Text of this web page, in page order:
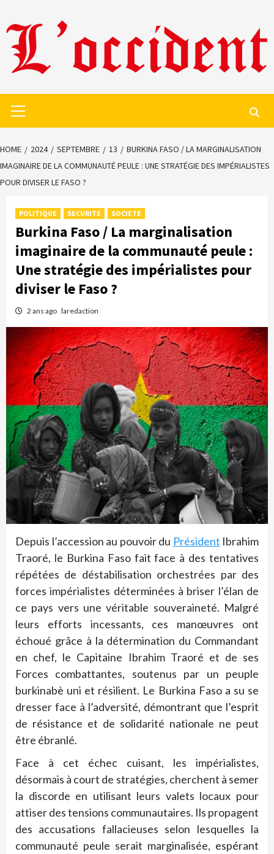
to
content
Menu
HOME 2024 SEPTEMBRE 13
BURKINA FASO / LA MARGINALISATION
IMAGINAIRE DE LA COMMUNAUTÉ PEULE : UNE STRATÉGIE DES IMPÉRIALISTES
POUR DIVISER LE FASO ?
POLITIQUE SECURITE SOCIETE
Burkina Faso / La marginalisation
imaginaire de la communauté peule :
Une stratégie des impérialistes pour
diviser le Faso ?
2 ans ago laredaction
Depuis l’accession au pouvoir du Président Ibrahim
Traoré, le Burkina Faso fait face à des tentatives
répétées de déstabilisation orchestrées par des
forces impérialistes déterminées à briser l’élan de
ce pays vers une véritable souveraineté. Malgré
leurs efforts incessants, ces manœuvres ont
échoué grâce à la détermination du Commandant
en chef, le Capitaine Ibrahim Traoré et de ses
Forces combattantes, soutenus par un peuple
burkinabè uni et résilient. Le Burkina Faso a su se
dresser face à l’adversité, démontrant que l’esprit
de résistance et de solidarité nationale ne peut
être ébranlé.
Face à cet échec cuisant, les impérialistes,
désormais à court de stratégies, cherchent à semer
la discorde en utilisant leurs valets locaux pour
attiser des tensions communautaires. Ils propagent
des accusations fallacieuses selon lesquelles la
communauté peule serait marginalisée, espérant